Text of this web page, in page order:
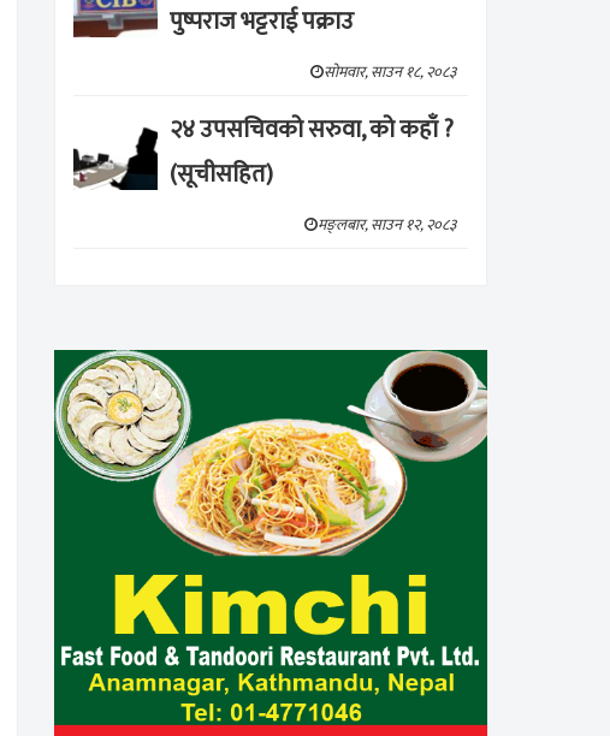
पुष्पराज भट्टराई पक्राउ
सोमवार, साउन १८, २०८३
२४ उपसचिवको सरुवा, को कहाँ ?
(सूचीसहित)
मङ्लबार, साउन १२, २०८३